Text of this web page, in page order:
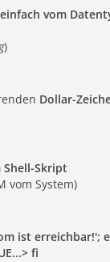
vom
)
Dollar-
Shell-Skript
vom System)
ist erreichbar!';
fi